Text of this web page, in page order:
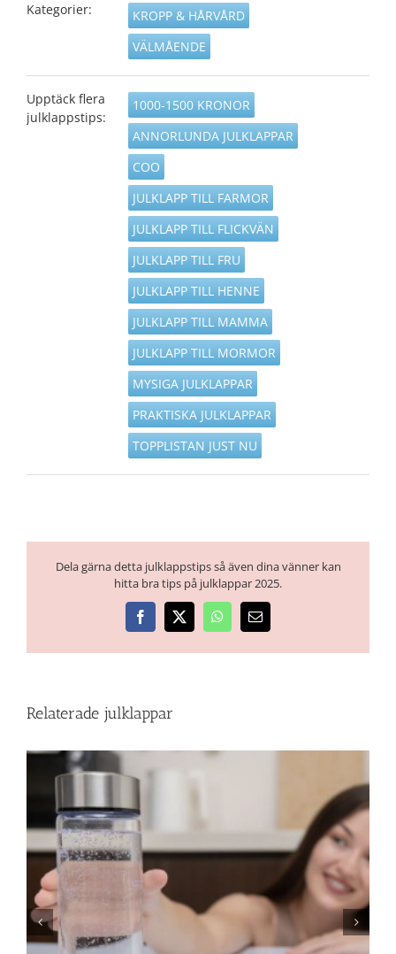
Kategorier:
KROPP & HÅRVÅRD
VÄLMÅENDE
Upptäck flera
julklappstips:
1000-1500 KRONOR
ANNORLUNDA JULKLAPPAR
COO
JULKLAPP TILL FARMOR
JULKLAPP TILL FLICKVÄN
JULKLAPP TILL FRU
JULKLAPP TILL HENNE
JULKLAPP TILL MAMMA
JULKLAPP TILL MORMOR
MYSIGA JULKLAPPAR
PRAKTISKA JULKLAPPAR
TOPPLISTAN JUST NU
Dela gärna detta julklappstips så även dina vänner kan
hitta bra tips på julklappar 2025.
Facebook
X WhatsApp
E-
Relaterade julklappar